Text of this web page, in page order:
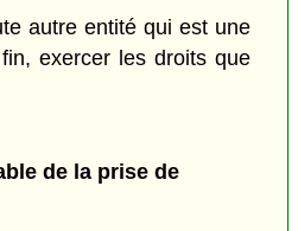
autre entité qui est une
exercer les droits que
de la prise de